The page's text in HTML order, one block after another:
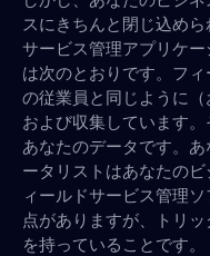
スにきちんと閉じ込め
サービス管理アプリケ
は次のとおりです。フ
の従業員と同じように
および収集しています
あなたのデータです。
ータリストはあなたの
ィールドサービス管理
点がありますが、トリ
を持っていることです。